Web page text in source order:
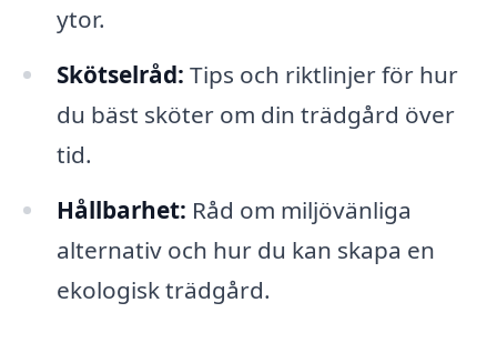
ytor.
Skötselråd: Tips och riktlinjer för hur
du bäst sköter om din trädgård över
tid.
Hållbarhet: Råd om miljövänliga
alternativ och hur du kan skapa en
ekologisk trädgård.